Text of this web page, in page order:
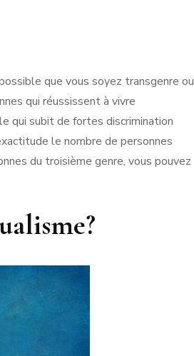
que vous soyez transgenre ou
qui réussissent à vivre
qui subit de fortes discrimination
le nombre de personnes
du troisième genre, vous pouvez